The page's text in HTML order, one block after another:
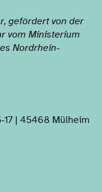
gefördert von der
vom Ministerium
Nordrhein-
17 | 45468 Mülheim